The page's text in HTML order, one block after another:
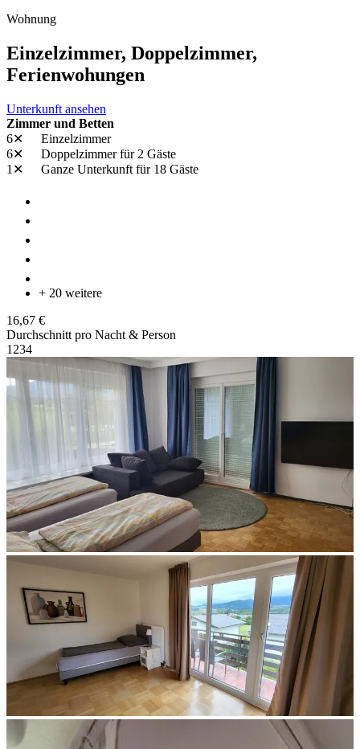
Wohnung
Einzelzimmer, Doppelzimmer,
Ferienwohungen
Unterkunft ansehen
Zimmer und Betten
6✕
Einzelzimmer
6✕
Doppelzimmerfür 2 Gäste
1✕
Ganze Unterkunft für 18 Gäste
+ 20 weitere
16,67 €
Durchschnitt pro Nacht & Person
1 234